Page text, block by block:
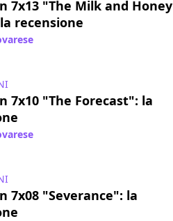
7x13 "The Milk and Honey
recensione
7x10 "The Forecast": la
7x08 "Severance": la